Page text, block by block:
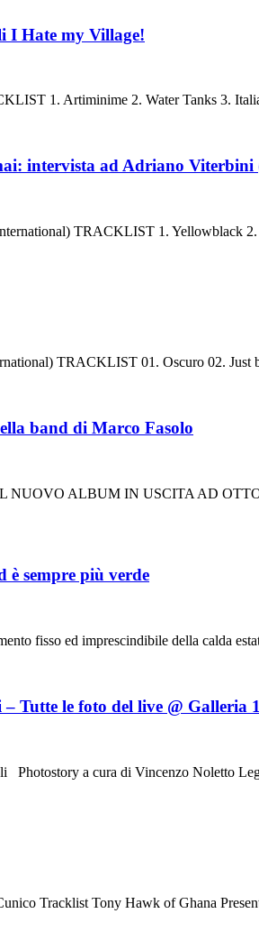
I Hate my Village!
1. Artiminime 2. Water Tanks 3.
intervista ad Adriano
TRACKLIST 1. Yellowblack
TRACKLIST 01. Oscuro 02. Just
band di Marco Fasolo
ALBUM IN USCITA AD
sempre più verde
fisso ed imprescindibile della calda
Tutte le foto del live @ Galleria
a cura di Vincenzo Noletto
Tracklist Tony Hawk of Ghana